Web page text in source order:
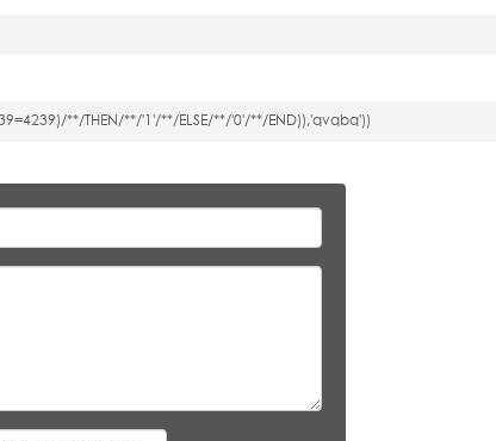
**/THEN/**/'1'/**/ELSE/**/'0'/**/END)),'qvqbq'))